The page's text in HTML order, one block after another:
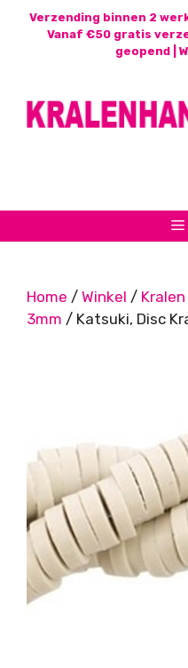
Verzending binnen 2
Vanaf €50 gratis
geopend |
Home / Winkel / Kralen
3mm / Katsuki, Disc